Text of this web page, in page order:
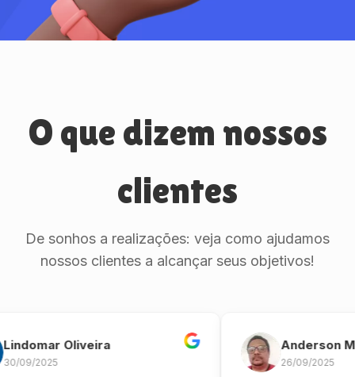
O que dizem nossos
clientes
De sonhos a realizações: veja como ajudamos
nossos clientes a alcançar seus objetivos!
Oliveira
2025
Anderson
26/09/2025